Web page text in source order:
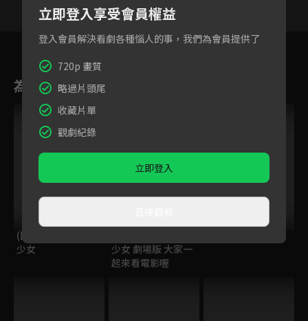
43 44 45 46 47
為您推薦
(國語)秘密X戰士美
少女
少女 劇場版 大家一
起來看電影喔
立即登入享受會員權益
登入會員解決看劇各種惱人的事，我們為會員提供了
720p 畫質
略過片頭尾
收藏片單
觀劇紀錄
立即登入